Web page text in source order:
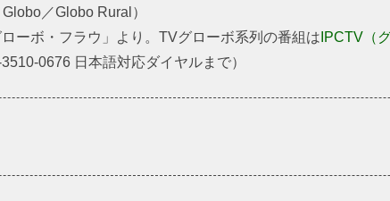
ーボ・フラウ」より。TVグローボ系列の番組は
0676 日本語対応ダイヤルまで）